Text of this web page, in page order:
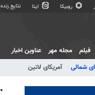
روبیکا ایتا نتایج زنده
شمالی آمریکای لاتین
فیلم مجله مهر عناوین اخبار